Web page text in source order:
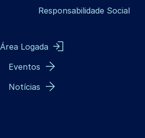
Responsabilidade Social
Área Logada
Eventos
Notícias